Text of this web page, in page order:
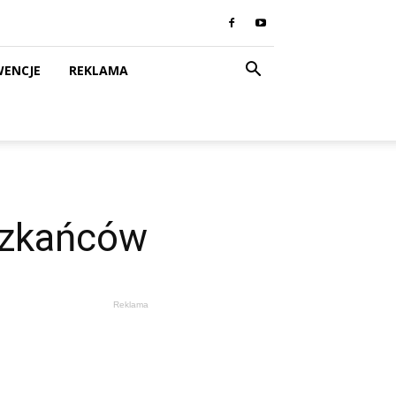
REKLAMA
Reklama